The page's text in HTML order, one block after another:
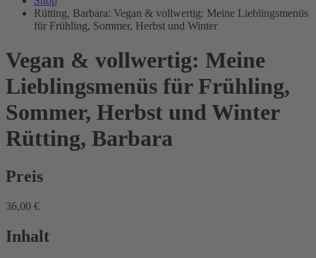
Rütting, Barbara: Vegan & vollwertig: Meine Lieblingsmenüs
für Frühling, Sommer, Herbst und Winter
Vegan & vollwertig: Meine
Lieblingsmenüs für Frühling,
Sommer, Herbst und Winter
Rütting, Barbara
Preis
36,00 €
Inhalt